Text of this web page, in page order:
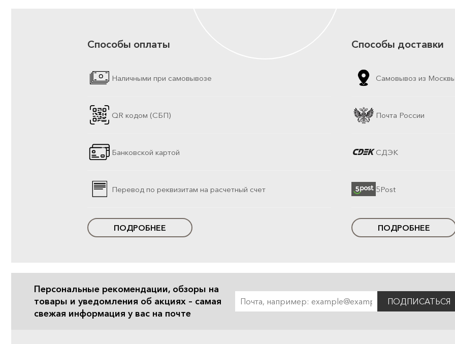
Способы оплаты
Наличными при самовывозе
QR кодом (СБП)
Банковской картой
Перевод по реквизитам на расчетный счет
ПОДРОБНЕЕ
Способы доставки
Самовывоз из
Почта России
СДЭК
5Post
ПОДРОБНЕЕ
Персональные рекомендации, обзоры на
товары и уведомления об акциях – самая
свежая информация у вас на почте
ПОДПИСАТЬСЯ